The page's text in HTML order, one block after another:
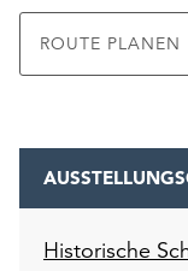
ROUTE PLANEN
Historische